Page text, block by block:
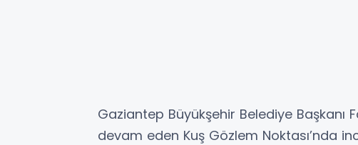
Gaziantep Büyükşehir Belediye Başkanı
devam eden Kuş Gözlem Noktası’nda